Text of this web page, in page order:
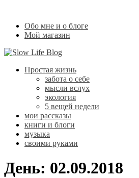
Обо мне и о блоге
Мой магазин
Простая жизнь
забота о себе
мысли вслух
экология
5 вещей недели
мои рассказы
книги и блоги
музыка
своими руками
День: 02.09.2018